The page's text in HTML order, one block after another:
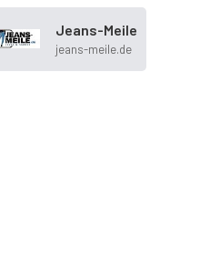
Jeans-Meile
jeans-meile.de